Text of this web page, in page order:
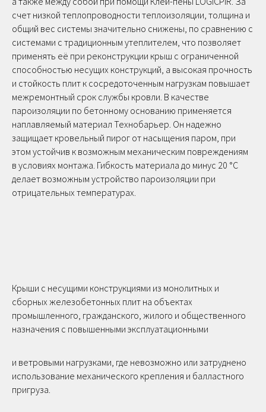
счет низкой теплопроводности теплоизоляции, толщина и
общий вес системы значительно снижены, по сравнению с
системами с традиционным утеплителем, что позволяет
применять её при реконструкции крыш с ограниченной
способностью несущих конструкций, а высокая прочность
и стойкость плит к сосредоточенным нагрузкам повышает
межремонтный срок службы кровли. В качестве
пароизоляции по бетонному основанию применяется
наплавляемый материал Технобарьер. Он надежно
защищает кровельный пирог от насыщения паром, при
этом устойчив к возможным механическим повреждениям
в условиях монтажа. Гибкость материала до минус 20 °С
делает возможным устройство пароизоляции при
отрицательных температурах.
Крыши с несущими конструкциями из монолитных и
сборных железобетонных плит на объектах
промышленного, гражданского, жилого и общественного
назначения c повышенными эксплуатационными
и ветровыми нагрузками, где невозможно или затруднено
использование механического крепления и балластного
пригруза.